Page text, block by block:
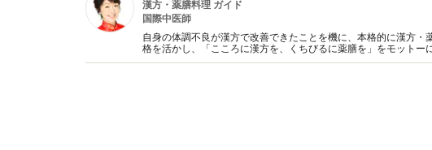
漢方・薬膳料理 ガイド
国際中医師
自身の体調不良が漢方で改善できたことを機に、本格的に漢方
格を活かし、「こころに漢方を、くちびるに薬膳を」をモット
知恵を紹介していきます。